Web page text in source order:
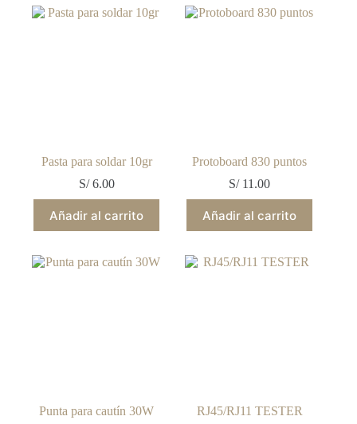
Pasta para soldar 10gr
S/6.00
Añadir al carrito
Protoboard 830 puntos
S/11.00
Añadir al carrito
Punta para cautín 30W
RJ45/RJ11 TESTER